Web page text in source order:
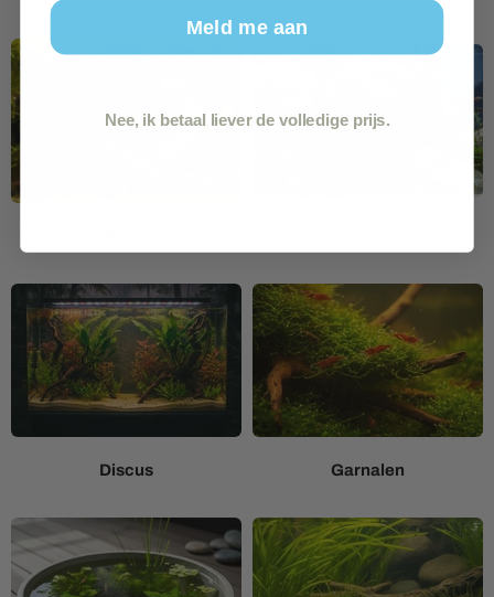
Discus Garnalen
Meld me aan
Nee, ik betaal liever de volledige prijs.